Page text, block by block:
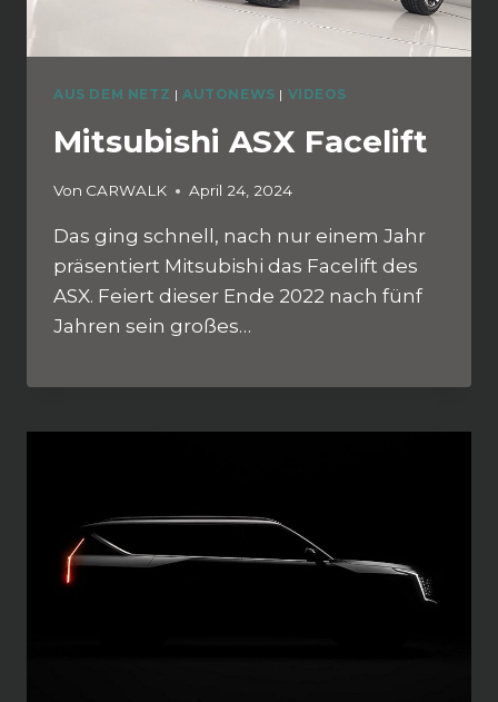
AUS DEM NETZ | AUTONEWS | VIDEOS
Mitsubishi ASX Facelift
Von CARWALK April 24, 2024
Das ging schnell, nach nur einem Jahr
präsentiert Mitsubishi das Facelift des
ASX. Feiert dieser Ende 2022 nach fünf
Jahren sein großes…